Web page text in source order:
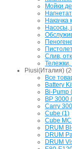
Мойки
Накачка
Насосы,
Слив,
Piusi(Италия)
Все
Battery
Bi-Pump
BP 3000
Carry
Cube (1)
Cube
DRUM
DRUM
DRUM